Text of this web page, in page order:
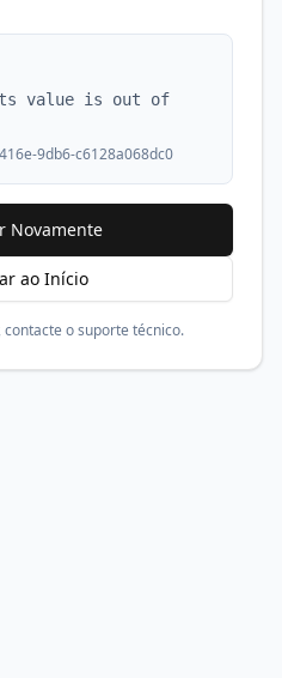
value is out of
9db6-c6128a068dc0
Novamente
ao Início
o suporte técnico.